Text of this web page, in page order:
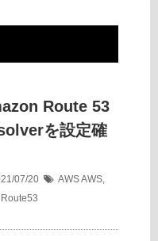
Route 53
を設定確
07/20 AWSAWS,
Route53